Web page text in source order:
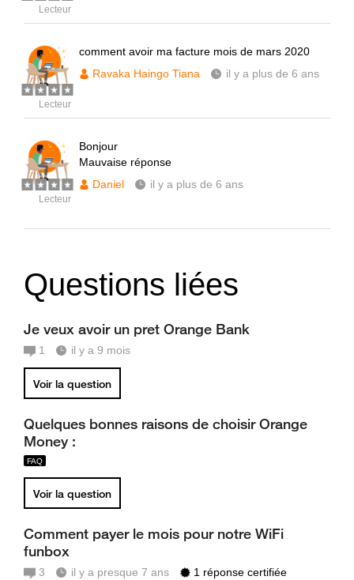
Lecteur
Lecteur
comment avoir ma facture mois de mars 2020
Ravaka Haingo Tiana
il y a plus de 6 ans
Lecteur
Bonjour
Mauvaise réponse
Daniel
il y a plus de 6 ans
Questions liées
Je veux avoir un pret Orange Bank
1 il y a 9 mois
Voir la question
Quelques bonnes raisons de choisir Orange
Money :
Voir la question
Comment payer le mois pour notre WiFi
funbox
3 il y a presque 7 ans 1 réponse certifiée